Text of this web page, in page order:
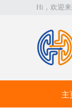
Hi，欢迎
主